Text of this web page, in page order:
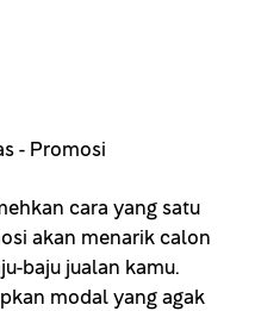
cara yang satu
akan menarik calon
baju jualan kamu.
modal yang agak